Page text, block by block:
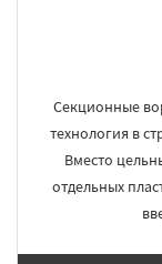
Секционные
технология в
Вместо
отдельных